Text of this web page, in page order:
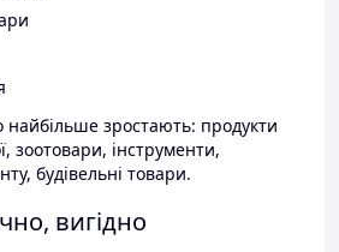
найбільше зростають: продукти
зоотовари, інструменти,
будівельні товари.
вигідно